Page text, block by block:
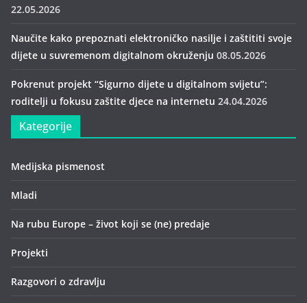
22.05.2026
Naučite kako prepoznati elektroničko nasilje i zaštititi svoje
dijete u suvremenom digitalnom okruženju 08.05.2026
Pokrenut projekt “Sigurno dijete u digitalnom svijetu”:
roditelji u fokusu zaštite djece na internetu 24.04.2026
Kategorije
Medijska pismenost
Mladi
Na rubu Europe – život koji se (ne) predaje
Projekti
Razgovori o zdravlju